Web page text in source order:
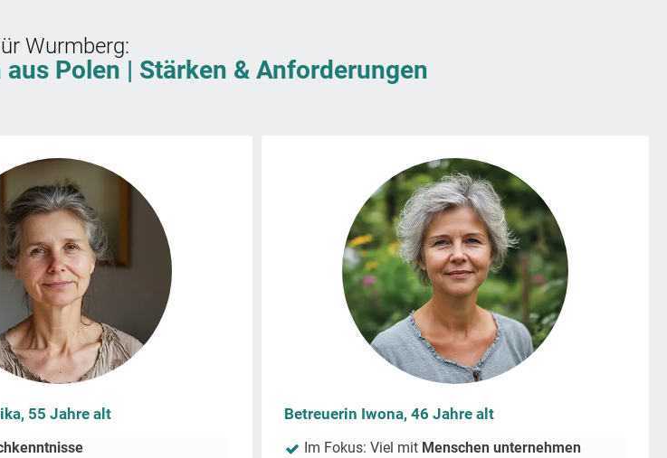
Wurmberg:
Polen | Stärken & Anforderungen
55 Jahre alt Betreuerin Iwona, 46 Jahre alt
Im Fokus: Viel mit Menschen unternehmen